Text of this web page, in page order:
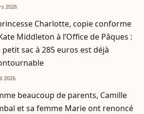
2026
Charlotte, copie conforme
Middleton à l’Office de Pâques :
petit sac à 285 euros est déjà
2026
beaucoup de parents, Camille
et sa femme Marie ont renoncé